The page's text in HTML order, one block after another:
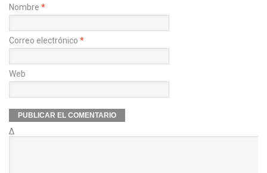
Nombre *
Correo electrónico *
Web
Δ